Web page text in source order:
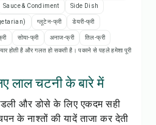
प्रिंट करें
करें
शेयर करें
Sauce & Condiment Side Dish
ग्लूटेन-फ्री डेयरी-फ्री
सोया-फ्री अनाज-फ्री
तिल-फ्री
होती है और गलत हो सकती है। पकाने से पहले हमेशा पूरी
लाल चटनी के बारे में
और डोसे के लिए एकदम सही
के नाश्तों की यादें ताजा कर देती